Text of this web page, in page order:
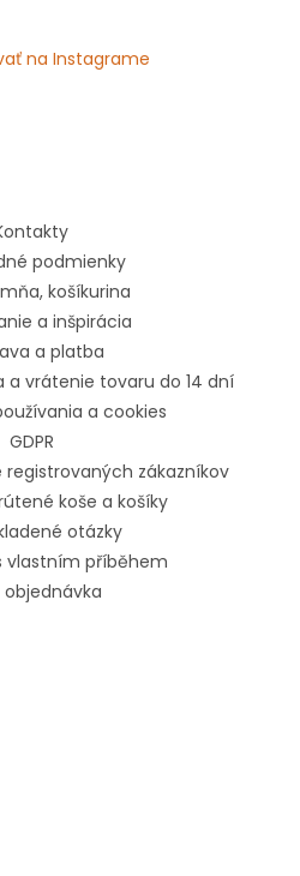
na Instagrame
podmienky
košíkurina
a inšpirácia
a platba
a vrátenie tovaru do 14 dní
a cookies
GDPR
zákazníkov
koše a košíky
otázky
vlastním příběhem
objednávka